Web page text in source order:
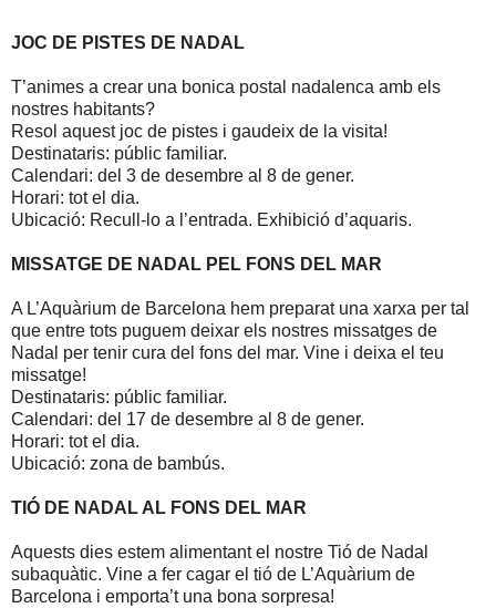
JOC DE PISTES DE NADAL
T’animes a crear una bonica postal nadalenca amb els
nostres habitants?
Resol aquest joc de pistes i gaudeix de la visita!
Destinataris: públic familiar.
Calendari: del 3 de desembre al 8 de gener.
Horari: tot el dia.
Ubicació: Recull-lo a l’entrada. Exhibició d’aquaris.
MISSATGE DE NADAL PEL FONS DEL MAR
A L’Aquàrium de Barcelona hem preparat una xarxa per tal
que entre tots puguem deixar els nostres missatges de
Nadal per tenir cura del fons del mar. Vine i deixa el teu
missatge!
Destinataris: públic familiar.
Calendari: del 17 de desembre al 8 de gener.
Horari: tot el dia.
Ubicació: zona de bambús.
TIÓ DE NADAL AL FONS DEL MAR
Aquests dies estem alimentant el nostre Tió de Nadal
subaquàtic. Vine a fer cagar el tió de L’Aquàrium de
Barcelona i emporta’t una bona sorpresa!